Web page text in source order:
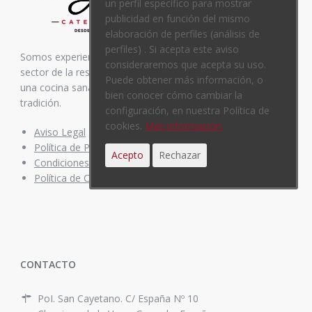
Somos experiencia. Nos avalan más de 35 años en el
sector de la restauración. Inspirados siempre en elaborar
una cocina sana y equilibrada, mezcla de vanguardia y
tradición.
Aviso Legal
Política de Privacidad
Condiciones de compra
Política de Cookies
CONTACTO
PoI. San Cayetano. C/ España Nº 10
un perfil específico para mostrar
publicidad en función del mismo
elaboración de perfiles (análisis de
perfiles) . Si acepta este aviso
consideraremos que acepta su uso.
Puede obtener más información, o
bien conocer cómo cambiar la
configuración, en nuestra Política de
cookies. Más información.
Acepto Rechazar